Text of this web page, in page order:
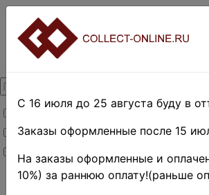
Товары со скидкой
Товары в наличии
Новинки
С 16 июля до 25 августа буду в
Заказы оформленные после 15
На заказы оформленные и
10%) за раннюю оплату!(раньше